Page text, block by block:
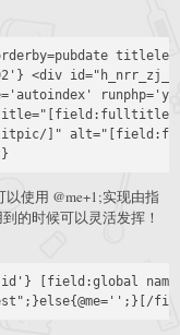
<div
]"
使用 @me+1;实现由指
的时候可以灵活发挥！
[field:global